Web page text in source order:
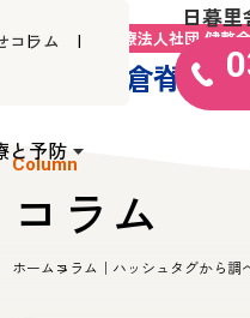
医療法人社団 健整会
米倉脊椎
コラム
と予防
Column
コラム
ホームコラム｜ハッシュタグから調
日暮